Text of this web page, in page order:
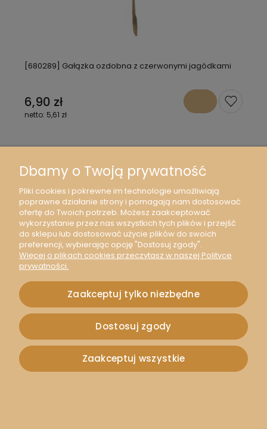
[680289] Gałązka ozdobna z czerwonymi jagódkami
6,90 zł
5,61 zł
Dbamy o Twoją prywatność
Pliki cookies i pokrewne im technologie umożliwiają
poprawne działanie strony i pomagają nam dostosować
ofertę do Twoich potrzeb. Możesz zaakceptować
wykorzystanie przez nas wszystkich tych plików i przejść
do sklepu lub dostosować użycie plików do swoich
preferencji, wybierając opcję "Dostosuj zgody".
Więcej o plikach cookies przeczytasz w naszej Polityce
prywatności.
Zaakceptuj tylko niezbędne
Dostosuj zgody
Zaakceptuj wszystkie